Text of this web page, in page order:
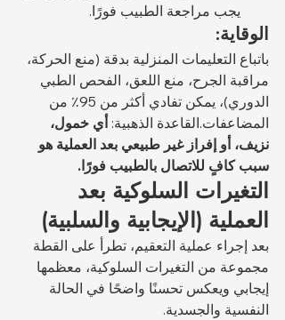
يجب مراجعة الطبيب فورًا.
الوقاية:
باتباع التعليمات المنزلية بدقة (منع الحركة،
مراقبة الجرح، منع اللعق، الفحص الطبي
الدوري)، يمكن تفادي أكثر من 95٪ من
المضاعفات.القاعدة الذهبية: أي خمول،
نزيف، أو إفراز غير طبيعي بعد العملية هو
سبب كافٍ للاتصال بالطبيب فورًا.
التغيرات السلوكية بعد
العملية (الإيجابية والسلبية)
بعد إجراء عملية التعقيم، تطرأ على القطة
مجموعة من التغيرات السلوكية، معظمها
إيجابي ويعكس تحسنًا واضحًا في الحالة
النفسية والجسدية.